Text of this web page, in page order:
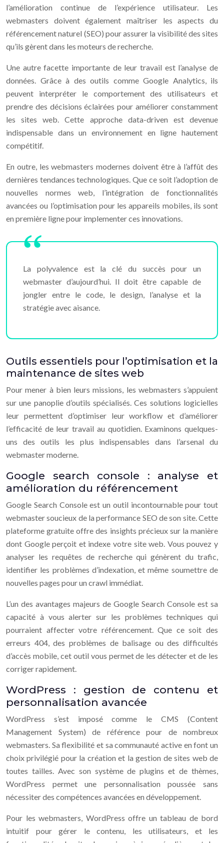
l’amélioration continue de l’expérience utilisateur. Les
webmasters doivent également maîtriser les aspects du
référencement naturel (SEO) pour assurer la visibilité des sites
qu’ils gèrent dans les moteurs de recherche.
Une autre facette importante de leur travail est l’analyse de
données. Grâce à des outils comme Google Analytics, ils
peuvent interpréter le comportement des utilisateurs et
prendre des décisions éclairées pour améliorer constamment
les sites web. Cette approche data-driven est devenue
indispensable dans un environnement en ligne hautement
compétitif.
En outre, les webmasters modernes doivent être à l’affût des
dernières tendances technologiques. Que ce soit l’adoption de
nouvelles normes web, l’intégration de fonctionnalités
avancées ou l’optimisation pour les appareils mobiles, ils sont
en première ligne pour implementer ces innovations.
La polyvalence est la clé du succès pour un
webmaster d’aujourd’hui. Il doit être capable de
jongler entre le code, le design, l’analyse et la
stratégie avec aisance.
Outils essentiels pour l’optimisation et la
maintenance de sites web
Pour mener à bien leurs missions, les webmasters s’appuient
sur une panoplie d’outils spécialisés. Ces solutions logicielles
leur permettent d’optimiser leur workflow et d’améliorer
l’efficacité de leur travail au quotidien. Examinons quelques-
uns des outils les plus indispensables dans l’arsenal du
webmaster moderne.
Google search console : analyse et
amélioration du référencement
Google Search Console est un outil incontournable pour tout
webmaster soucieux de la performance SEO de son site. Cette
plateforme gratuite offre des insights précieux sur la manière
dont Google perçoit et indexe votre site web. Vous pouvez y
analyser les requêtes de recherche qui génèrent du trafic,
identifier les problèmes d’indexation, et même soumettre de
nouvelles pages pour un crawl immédiat.
L’un des avantages majeurs de Google Search Console est sa
capacité à vous alerter sur les problèmes techniques qui
pourraient affecter votre référencement. Que ce soit des
erreurs 404, des problèmes de balisage ou des difficultés
d’accès mobile, cet outil vous permet de les détecter et de les
corriger rapidement.
WordPress : gestion de contenu et
personnalisation avancée
WordPress s’est imposé comme le CMS (Content
Management System) de référence pour de nombreux
webmasters. Sa flexibilité et sa communauté active en font un
choix privilégié pour la création et la gestion de sites web de
toutes tailles. Avec son système de plugins et de thèmes,
WordPress permet une personnalisation poussée sans
nécessiter des compétences avancées en développement.
Pour les webmasters, WordPress offre un tableau de bord
intuitif pour gérer le contenu, les utilisateurs, et les